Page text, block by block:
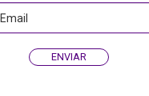
Email
ENVIAR